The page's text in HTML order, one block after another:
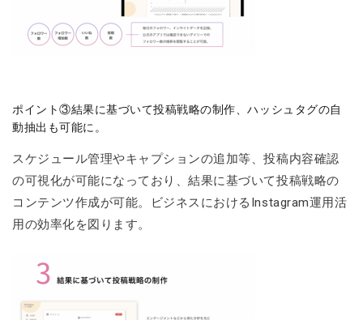
ポイント③結果に基づいて投稿戦略の制作、ハッシュタグの自
動抽出も可能に。
スケジュール管理やキャプションの追加等、投稿内容確認
の可視化が可能になっており、結果に基づいて投稿戦略の
コンテンツ作成が可能。ビジネスにおけるInstagram運用活
用の効率化を図ります。